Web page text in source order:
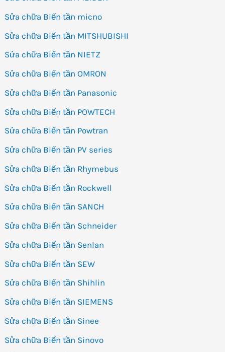
Sửa chữa Biến tần micno
Sửa chữa Biến tần MITSHUBISHI
Sửa chữa Biến tần NIETZ
Sửa chữa Biến tần OMRON
Sửa chữa Biến tần Panasonic
Sửa chữa Biến tần POWTECH
Sửa chữa Biến tần Powtran
Sửa chữa Biến tần PV series
Sửa chữa Biến tần Rhymebus
Sửa chữa Biến tần Rockwell
Sửa chữa Biến tần SANCH
Sửa chữa Biến tần Schneider
Sửa chữa Biến tần Senlan
Sửa chữa Biến tần SEW
Sửa chữa Biến tần Shihlin
Sửa chữa Biến tần SIEMENS
Sửa chữa Biến tần Sinee
Sửa chữa Biến tần Sinovo